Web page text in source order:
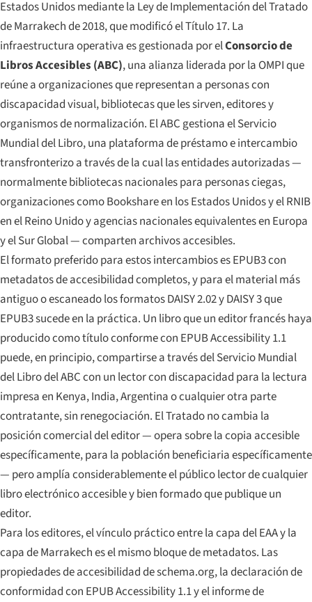
Estados Unidos mediante la Ley de Implementación del Tratado
de Marrakech de 2018, que modificó el Título 17. La
infraestructura operativa es gestionada por elConsorcio de
Libros Accesibles (ABC), una alianza liderada por la OMPI que
reúne a organizaciones que representan a personas con
discapacidad visual, bibliotecas que les sirven, editores y
organismos de normalización. El ABC gestiona el Servicio
Mundial del Libro, una plataforma de préstamo e intercambio
transfronterizo a través de la cual las entidades autorizadas —
normalmente bibliotecas nacionales para personas ciegas,
organizaciones como Bookshare en los Estados Unidos y el RNIB
en el Reino Unido y agencias nacionales equivalentes en Europa
y el Sur Global — comparten archivos accesibles.
El formato preferido para estos intercambios es EPUB3 con
metadatos de accesibilidad completos, y para el material más
antiguo o escaneado los formatos DAISY 2.02 y DAISY 3 que
EPUB3 sucede en la práctica. Un libro que un editor francés haya
producido como título conforme con EPUB Accessibility 1.1
puede, en principio, compartirse a través del Servicio Mundial
del Libro del ABC con un lector con discapacidad para la lectura
impresa en Kenya, India, Argentina o cualquier otra parte
contratante, sin renegociación. El Tratado no cambia la
posición comercial del editor — opera sobre la copia accesible
específicamente, para la población beneficiaria específicamente
— pero amplía considerablemente el público lector de cualquier
libro electrónico accesible y bien formado que publique un
editor.
Para los editores, el vínculo práctico entre la capa del EAA y la
capa de Marrakech es el mismo bloque de metadatos. Las
propiedades de accesibilidad de schema.org, la declaración de
conformidad con EPUB Accessibility 1.1 y el informe de